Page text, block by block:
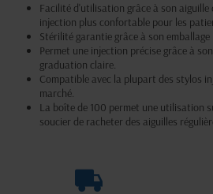
Facilité d'utilisation grâce à son aiguille
injection plus confortable pour les
Stérilité garantie grâce à son emballage
Permet une injection précise grâce à
graduation claire.
Compatible avec la plupart des stylos
marché.
La boîte de 100 permet une utilisation
soucier de racheter des aiguilles